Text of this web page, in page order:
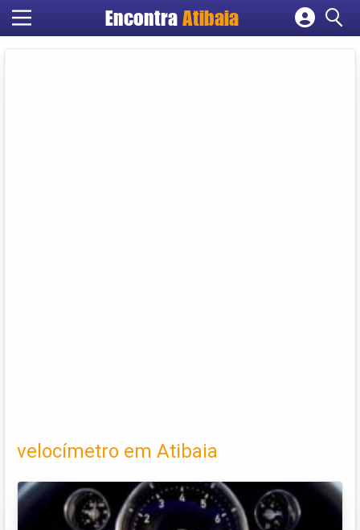
Encontra Atibaia
Cadastrar empresa
velocímetro em Atibaia